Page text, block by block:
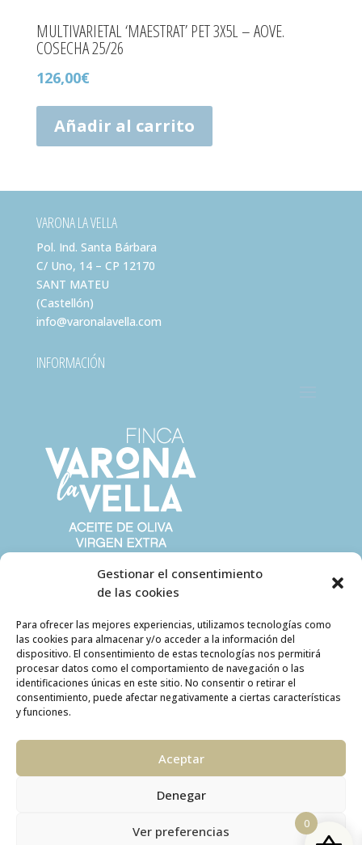
Gestionar el consentimiento
de las cookies
Para ofrecer las mejores experiencias, utilizamos tecnologías como
las cookies para almacenar y/o acceder a la información del
dispositivo. El consentimiento de estas tecnologías nos permitirá
procesar datos como el comportamiento de navegación o las
identificaciones únicas en este sitio. No consentir o retirar el
consentimiento, puede afectar negativamente a ciertas características
y funciones.
Aceptar
Denegar
Ver preferencias
MULTIVARIETAL ‘MAESTRAT’ PET 3X5L – AOVE.
COSECHA 25/26
126,00€
Añadir al carrito
VARONA LA VELLA
Pol. Ind. Santa Bárbara
C/ Uno, 14 – CP 12170
SANT MATEU
(Castellón)
info@varonalavella.com
INFORMACIÓN
0